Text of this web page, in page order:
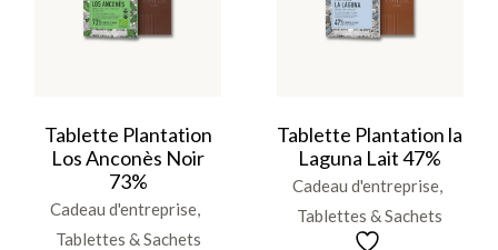
Tablette Plantation
Los Anconès Noir
73%
Cadeau d'entreprise
Tablettes & Sachets
Tablette Plantation la
Laguna Lait 47%
Cadeau d'entreprise
Tablettes & Sachets